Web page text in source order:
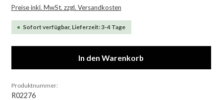
Preise inkl. MwSt. zzgl. Versandkosten
Sofort verfügbar, Lieferzeit: 3-4 Tage
In den Warenkorb
Produktnummer:
R02276